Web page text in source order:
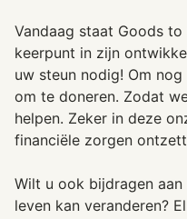
Vandaag staat Goods
keerpunt in zijn
uw steun nodig! Om
om te doneren. Zodat
helpen. Zeker in deze
financiële zorgen
Wilt u ook bijdragen
leven kan veranderen?